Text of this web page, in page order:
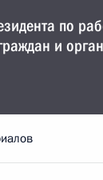
по
и